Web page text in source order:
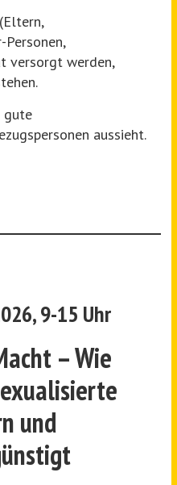
Personen,
versorgt werden,
gute
aussieht.
9-15 Uhr
– Wie
und